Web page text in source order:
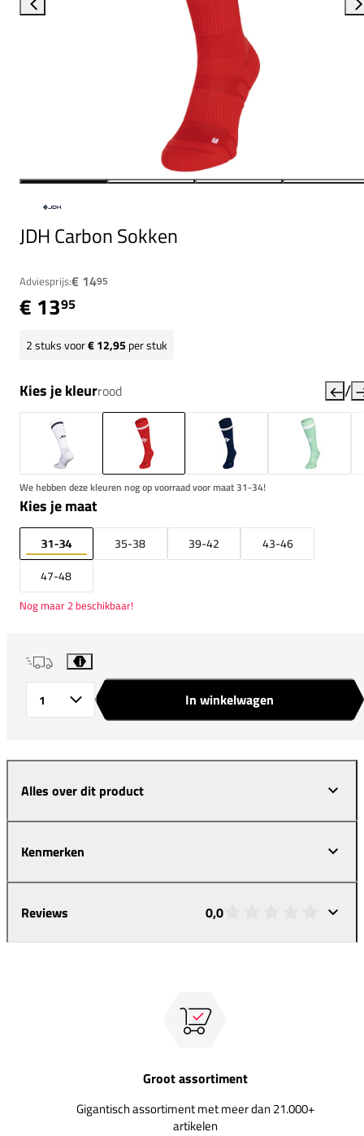
JDH Carbon Sokken
Adviesprijs:€ 1495
€ 1395
2stuks voor€ 12,95 per stuk
Kies je kleurrood /
We hebben deze kleuren nog op voorraad voor maat 31-34!
Kies je maat
31-34 35-38 39-42
43-46
47-48
Nog maar 2 beschikbaar!
i
In winkelwagen
Alles over dit product
Kenmerken
Reviews 0,0
Groot assortiment
Gigantisch assortiment met meer dan 21.000+
artikelen